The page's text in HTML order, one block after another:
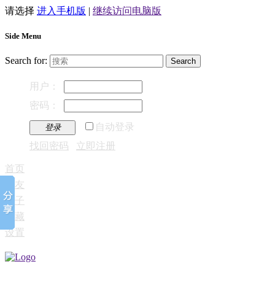
请选择 进入手机版 | 继续访问电脑版
Side Menu
Search for:
用户：
密码：
登录
自动登录
找回密码
立即注册
首页
好友
帖子
收藏
设置